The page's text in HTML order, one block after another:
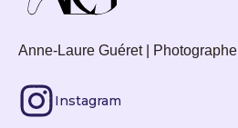
Anne-Laure Guéret | Photographe
Instagram